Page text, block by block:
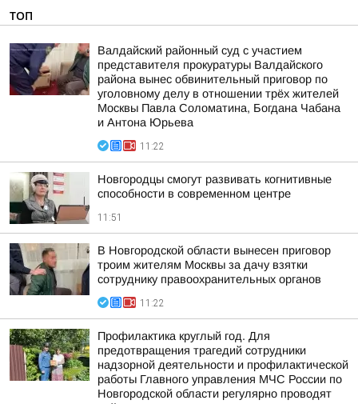
ТОП
Валдайский районный суд с участием
представителя прокуратуры Валдайского
района вынес обвинительный приговор по
уголовному делу в отношении трёх жителей
Москвы Павла Соломатина, Богдана Чабана
и Антона Юрьева
11:22
Новгородцы смогут развивать когнитивные
способности в современном центре
11:51
В Новгородской области вынесен приговор
троим жителям Москвы за дачу взятки
сотруднику правоохранительных органов
11:22
Профилактика круглый год. Для
предотвращения трагедий сотрудники
надзорной деятельности и профилактической
работы Главного управления МЧС России по
Новгородской области регулярно проводят